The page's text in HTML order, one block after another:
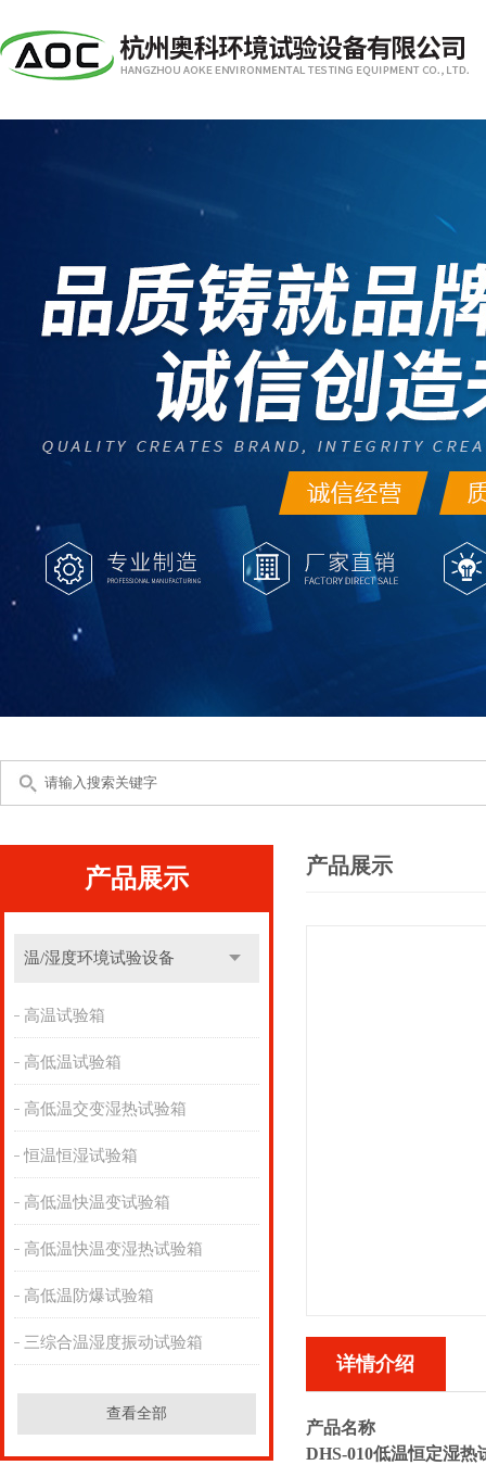
产品展示
温/湿度环境试验设备
高温试验箱
高低温试验箱
高低温交变湿热试验箱
恒温恒湿试验箱
高低温快温变试验箱
高低温快温变湿热试验箱
高低温防爆试验箱
三综合温湿度振动试验箱
查看全部
产品展示
详情介绍
产品名称
DHS-010低温恒定湿热